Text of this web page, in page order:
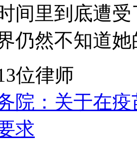
间里到底遭
仍然不知道
位律师
院：关于在
求